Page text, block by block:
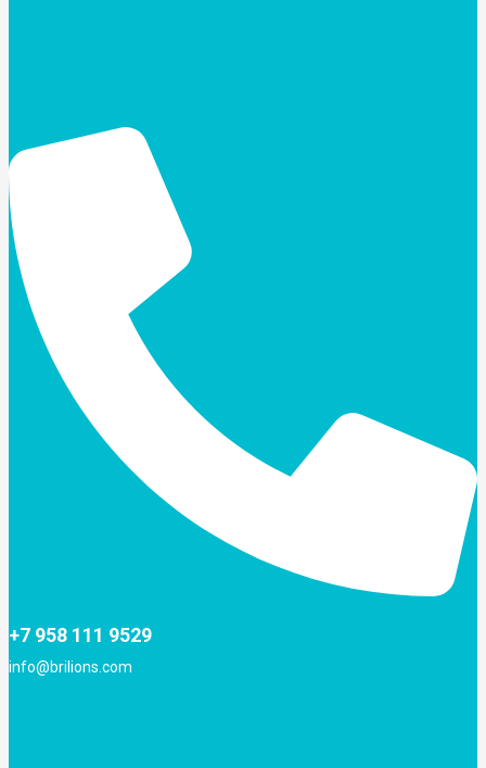
+7 958 111 9529
info@brilions.com